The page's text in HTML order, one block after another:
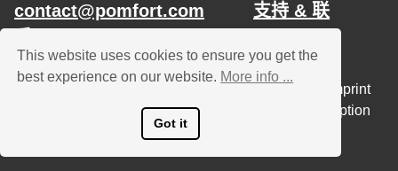
contact@pomfort.com
支持 & 联
Imprint
Cancel Subscription
This website uses cookies to ensure you get the
best experience on our website. More info ...
Got it